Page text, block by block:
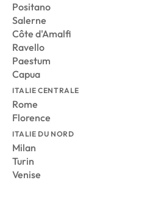
Positano
Salerne
Côte d'Amalfi
Ravello
Paestum
Capua
ITALIE CENTRALE
Rome
Florence
ITALIE DU NORD
Milan
Turin
Venise